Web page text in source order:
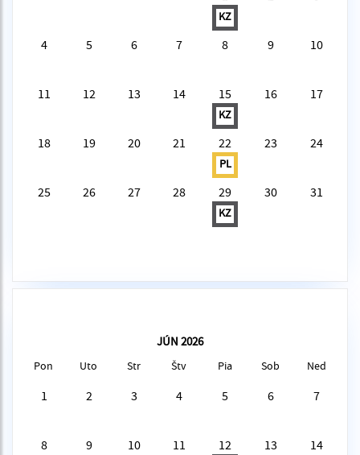
KZ
4 5 6 7 8 9 10
11 12 13 14 15
KZ
16 17
18 19 20 21 22
PL
23 24
25 26 27 28 29
KZ
30 31
JÚN 2026
Pon Uto Str Štv Pia Sob Ned
1 2 3 4 5 6 7
8 9 10 11 12 13 14